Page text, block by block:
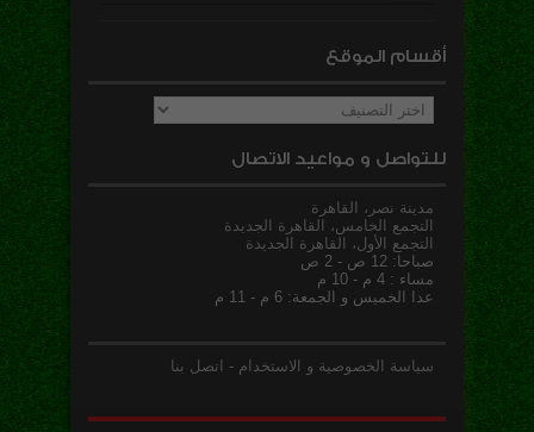
أقسام الموقع
أقسام
الموقع
للتواصل و مواعيد الاتصال
مدينة نصر، القاهرة
التجمع الخامس، القاهرة الجديدة
التجمع الأول، القاهرة الجديدة
صباحا: 12 ص - 2 ص
مساء : 4 م - 10 م
عدا الخميس و الجمعة: 6 م - 11 م
سياسة الخصوصية و الاستخدام - اتصل بنا